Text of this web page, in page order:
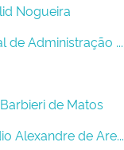
Nogueira
de Administração ...
de Matos
Alexandre de Are...